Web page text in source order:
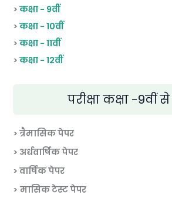
>कक्षा - 9वीं
>कक्षा - 10वीं
>कक्षा - 11वीं
>कक्षा - 12वीं
परीक्षा कक्षा -9वीं से
> त्रैमासिक पेपर
> अर्धवार्षिक पेपर
> वार्षिक पेपर
> मासिक टेस्ट पेपर